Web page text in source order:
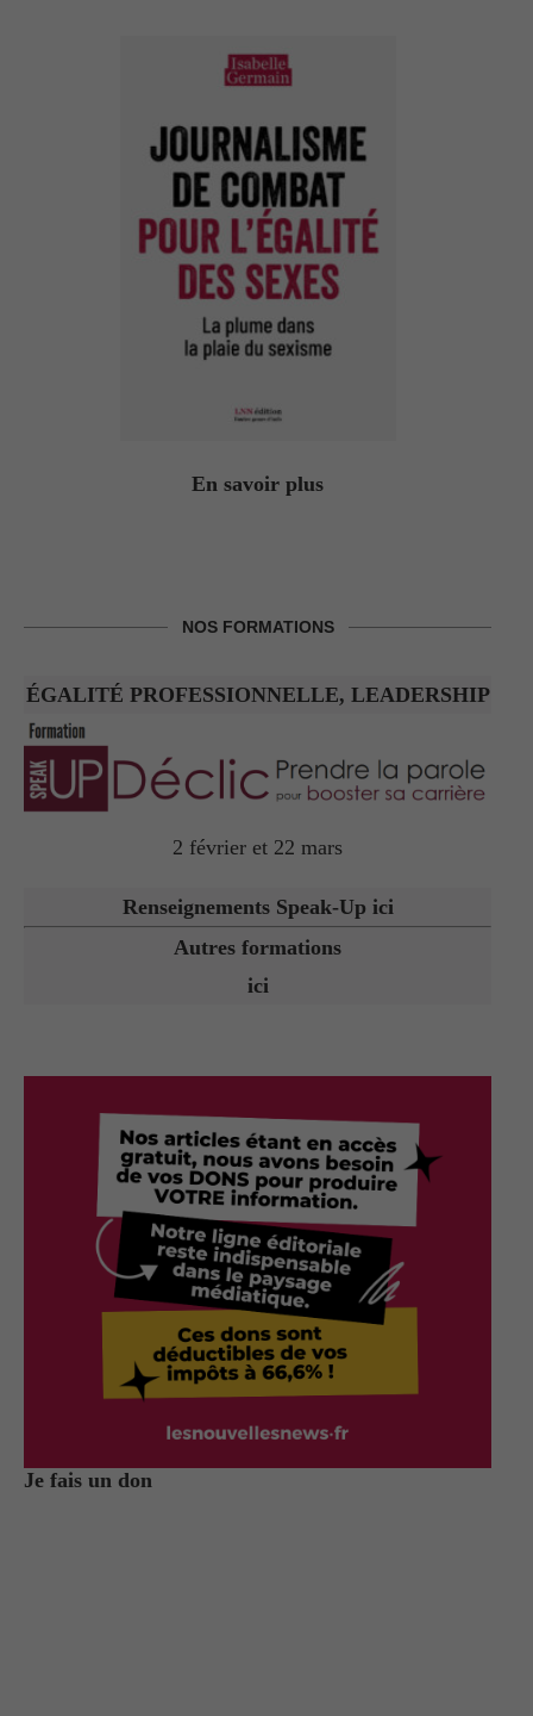
En savoir plus
NOS FORMATIONS
ÉGALITÉ PROFESSIONNELLE, LEADERSHIP
2 février et 22 mars
Renseignements Speak-Up ici
Autres formations
ici
Je fais un don